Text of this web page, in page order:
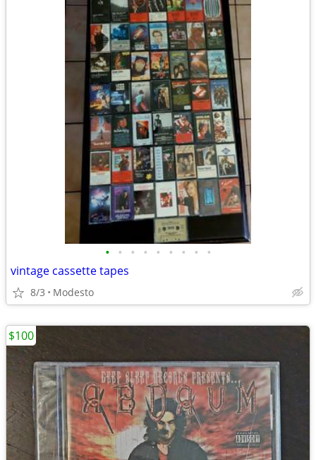
• • • • • • • • •
vintage cassette tapes
8/3 Modesto
$100